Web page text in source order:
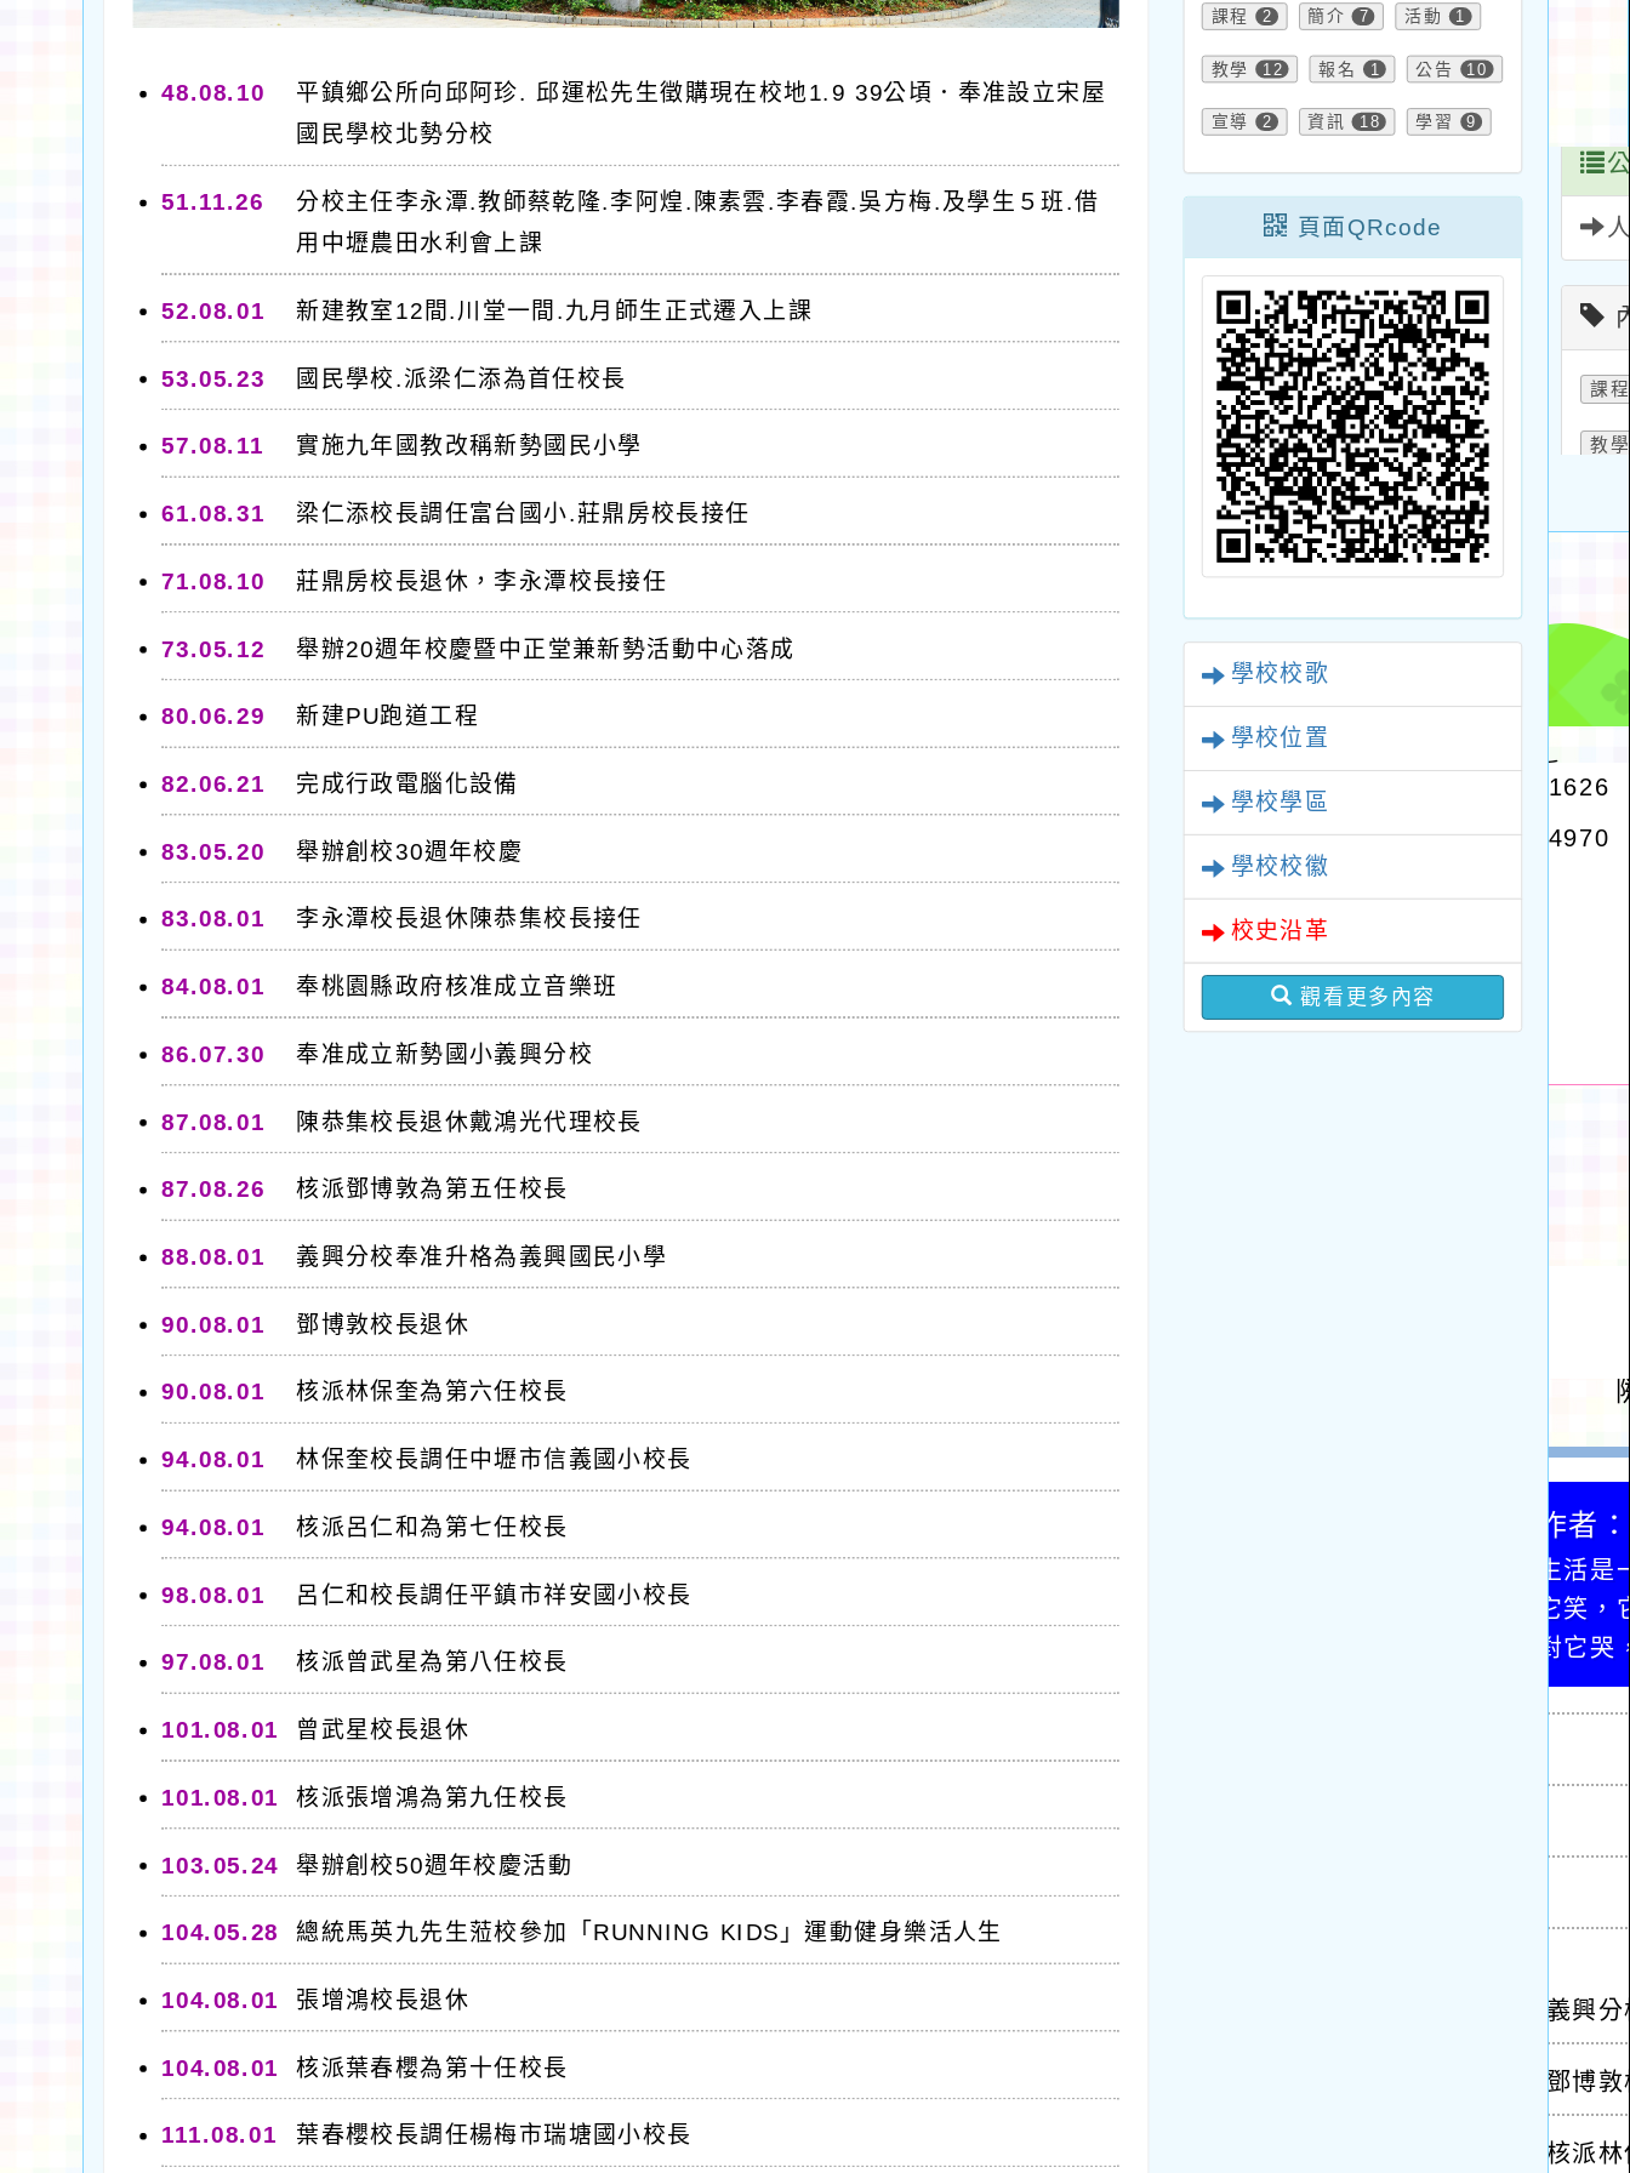
48.08.10
平鎮鄉公所向邱阿珍. 邱運松先生徵購現在校地1.9 39公頃．奉准設立宋屋
國民學校北勢分校
51.11.26 分校主任李永潭.教師蔡乾隆.李阿煌.陳素雲.李春霞.吳方梅.及學生５班.借
用中壢農田水利會上課
52.08.01 新建教室12間.川堂一間.九月師生正式遷入上課
53.05.23 國民學校.派梁仁添為首任校長
57.08.11 實施九年國教改稱新勢國民小學
61.08.31 梁仁添校長調任富台國小.莊鼎房校長接任
71.08.10 莊鼎房校長退休，李永潭校長接任
73.05.12 舉辦20週年校慶暨中正堂兼新勢活動中心落成
80.06.29 新建PU跑道工程
82.06.21 完成行政電腦化設備
83.05.20 舉辦創校30週年校慶
83.08.01 李永潭校長退休陳恭集校長接任
84.08.01 奉桃園縣政府核准成立音樂班
86.07.30 奉准成立新勢國小義興分校
87.08.01 陳恭集校長退休戴鴻光代理校長
87.08.26 核派鄧博敦為第五任校長
88.08.01 義興分校奉准升格為義興國民小學
90.08.01 鄧博敦校長退休
90.08.01 核派林保奎為第六任校長
94.08.01 林保奎校長調任中壢市信義國小校長
94.08.01 核派呂仁和為第七任校長
98.08.01 呂仁和校長調任平鎮市祥安國小校長
97.08.01 核派曾武星為第八任校長
101.08.01 曾武星校長退休
101.08.01 核派張增鴻為第九任校長
103.05.24 舉辦創校50週年校慶活動
104.05.28 總統馬英九先生蒞校參加「RUNNING KIDS」運動健身樂活人生
104.08.01 張增鴻校長退休
104.08.01 核派葉春櫻為第十任校長
111.08.01 葉春櫻校長調任楊梅市瑞塘國小校長
課程 2 簡介 7 活動 1
教學 12 報名 1 公告 10
宣導 2 資訊 18 學習 9
頁面QRcode
學校校歌
學校位置
學校學區
學校校徽
校史沿革
觀看更多內容